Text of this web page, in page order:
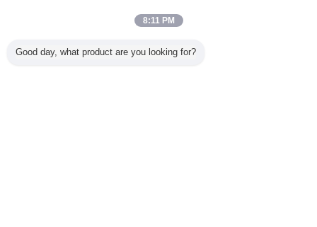
Todos los productos
8:11 PM
Good day, what product are you looking for?